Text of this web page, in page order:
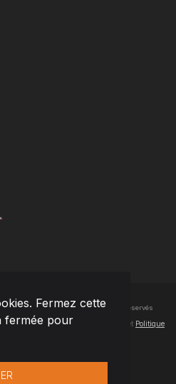
Fermez cette
fermée pour
SA France- Tous les droits sont réservés
nos Conditions d'utilisation et Politique